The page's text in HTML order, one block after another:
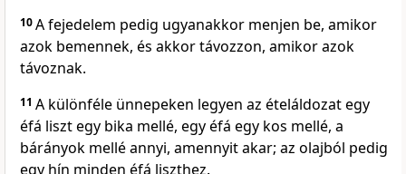
10A fejedelem pedig ugyanakkor menjen be, amikor
azok bemennek, és akkor távozzon, amikor azok
távoznak.
11 A különféle ünnepeken legyen az ételáldozat egy
éfá liszt egy bika mellé, egy éfá egy kos mellé, a
bárányok mellé annyi, amennyit akar; az olajból pedig
egy hín minden éfá liszthez.